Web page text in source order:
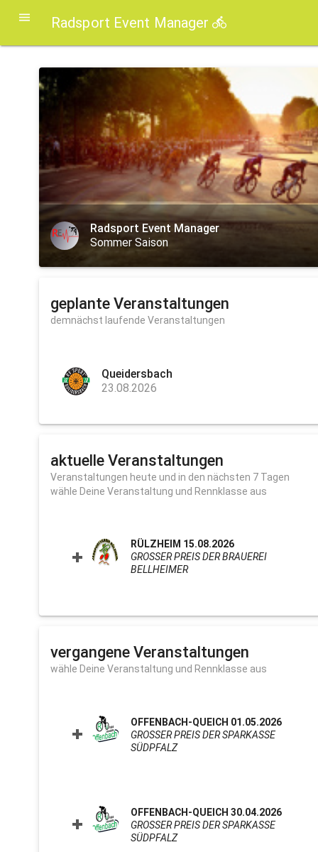
Radsport Event Manager
Radsport Event Manager
Sommer Saison
geplante Veranstaltungen
demnächst laufende Veranstaltungen
Queidersbach
23.08.2026
aktuelle Veranstaltungen
Veranstaltungen heute und in den nächsten 7 Tagen
wähle Deine Veranstaltung und Rennklasse aus
RÜLZHEIM 15.08.2026
GROSSER PREIS DER BRAUEREI B
ELLHEIMER CLICK TO EXPAND
vergangene Veranstaltungen
wähle Deine Veranstaltung und Rennklasse aus
OFFENBACH-QUEICH 01.05.2026
GROSSER PREIS DER SPARKASSE S
ÜDPFALZ CLICK TO EXPAND CONTENTS
OFFENBACH-QUEICH 30.04.2026
GROSSER PREIS DER SPARKASSE S
ÜDPFALZ CLICK TO EXPAND CONTENTS